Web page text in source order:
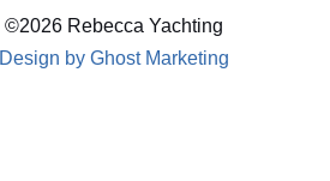
©2026 Rebecca Yachting
Design by Ghost Marketing